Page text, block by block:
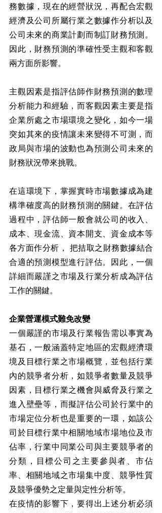
務數據，現在的經營狀況，再配合宏觀
經濟及公司所屬行業之數據作分析以及
公司未來的商業計劃而制訂財務預測。
因此，財務預測的準確性受主觀和客觀
兩方面所影響。
主觀因素是指評估師作財務預測的數理
分析能力和經驗，而客觀因素主要是指
企業所處之市場環境之變化，如今一場
突如其來的疫情讓未來變得不可測，而
政局與市場的波動也為預測公司未來的
財務狀況帶來挑戰。
在這環境下，掌握實時市場數據成為建
構準確度高的財務預測的關鍵。在評估
過程中，評估師一般會就公司的收入、
成本、現金流、資本開支、資金成本等
各方面作分析， 把拮取之財務數據結合
合適的預測模型進行評估。因此，一個
詳細而嚴謹之市場及行業分析成為評估
工作的關鍵。
企業營運模式難免改變
一個嚴謹的市場及行業報告需以事實為
基石，一般涵蓋特定地區的宏觀經濟環
境及目標行業之市場概覽，並包括行業
內的競爭者分析，如競爭者數量及競爭
因素，目標行業之機會與威脅及行業之
進入壁壘等，而擬評估公司於行業中的
市場定位分析也是重要的一環，如該公
司於目標行業中相關地域市場地位及市
佔率，行業中同業公司與主要競爭者的
分類，目標公司之主要參與者、市佔
率、相關地域之市場集中度、競爭性質
及競爭優勢之定量與定性分析等。
在疫情的影響下，要得出上述分析必須